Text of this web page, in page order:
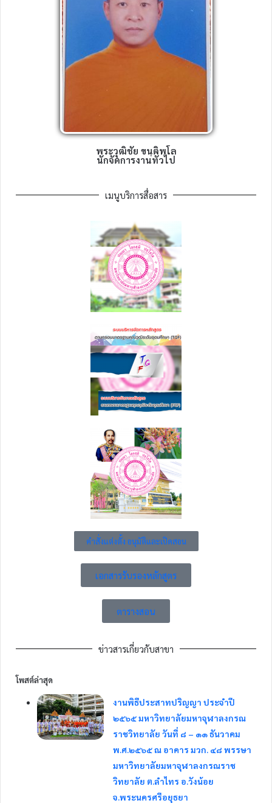
พระวุฒิชัย ขนฺติพโล
นักจัดการงานทั่วไป
เมนูบริการสื่อสาร
คำสั่งแต่งตั้ง อนุมัติและเปิดสอน
เอกสารรับรองหลักสูตร
ตารางสอน
ข่าวสารเกี่ยวกับสาขา
โพสต์ล่าสุด
งานพิธีประสาทปริญญา ประจำปี
๒๕๖๕ มหาวิทยาลัยมหาจุฬาลงกรณ
ราชวิทยาลัย วันที่ ๘ – ๑๑ ธันวาคม
พ.ศ.๒๕๖๕ ณ อาคาร มวก. ๔๘ พรรษา
มหาวิทยาลัยมหาจุฬาลงกรณราช
วิทยาลัย ต.ลำไทร อ.วังน้อย
จ.พระนครศรีอยุธยา